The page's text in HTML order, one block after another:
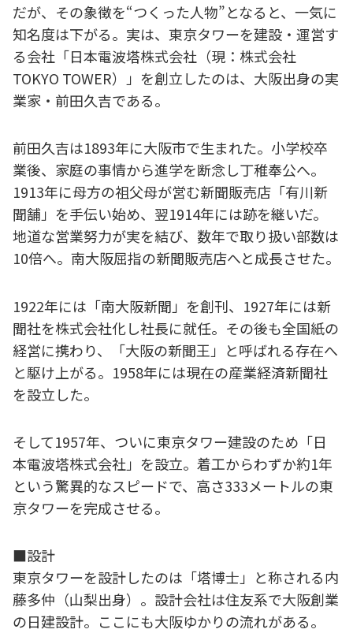
だが、その象徴を“つくった人物”となると、一気に
知名度は下がる。実は、東京タワーを建設・運営す
る会社「日本電波塔株式会社（現：株式会社
TOKYO TOWER）」を創立したのは、大阪出身の実
業家・前田久吉である。
前田久吉は1893年に大阪市で生まれた。小学校卒
業後、家庭の事情から進学を断念し丁稚奉公へ。
1913年に母方の祖父母が営む新聞販売店「有川新
聞舗」を手伝い始め、翌1914年には跡を継いだ。
地道な営業努力が実を結び、数年で取り扱い部数は
10倍へ。南大阪屈指の新聞販売店へと成長させた。
1922年には「南大阪新聞」を創刊、1927年には新
聞社を株式会社化し社長に就任。その後も全国紙の
経営に携わり、「大阪の新聞王」と呼ばれる存在へ
と駆け上がる。1958年には現在の産業経済新聞社
を設立した。
そして1957年、ついに東京タワー建設のため「日
本電波塔株式会社」を設立。着工からわずか約1年
という驚異的なスピードで、高さ333メートルの東
京タワーを完成させる。
■設計
東京タワーを設計したのは「塔博士」と称される内
藤多仲（山梨出身）。設計会社は住友系で大阪創業
の日建設計。ここにも大阪ゆかりの流れがある。